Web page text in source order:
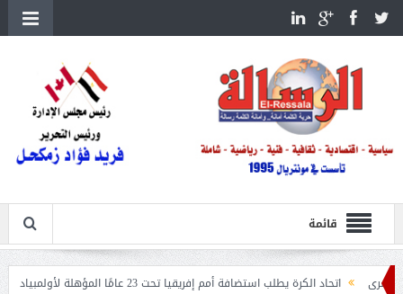
قائمة
الكرة يطلب استضافة أمم إفريقيا تحت 23 عامًا المؤهلة لأولمبياد 2028